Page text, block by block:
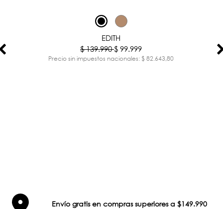
EDITH
$ 139.990$ 99.999
Precio sin impuestos nacionales: $ 82.643,80
Envío gratis en compras superiores a $149.990